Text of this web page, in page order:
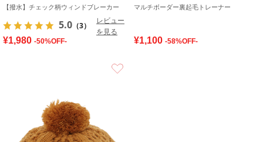
【撥水】チェック柄ウィンドブレーカー
5.0 （3）
レビュー
を見る
¥1,980 -50%OFF-
マルチボーダー裏起毛トレーナー
¥1,100 -58%OFF-